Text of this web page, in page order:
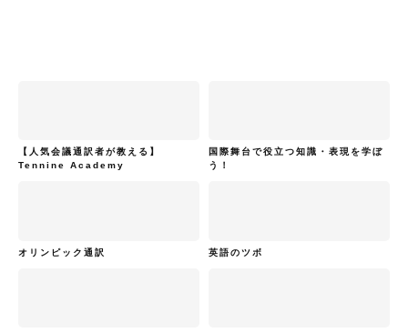
【人気会議通訳者が教える】
Tennine Academy
国際舞台で役立つ知識・表現を学ぼ
う！
オリンピック通訳 英語のツボ